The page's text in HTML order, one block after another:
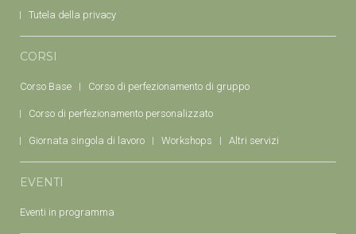
Tutela della privacy
CORSI
Corso Base Corso di perfezionamento di gruppo
Corso di perfezionamento personalizzato
Giornata singola di lavoro Workshops Altri servizi
EVENTI
Eventi in programma